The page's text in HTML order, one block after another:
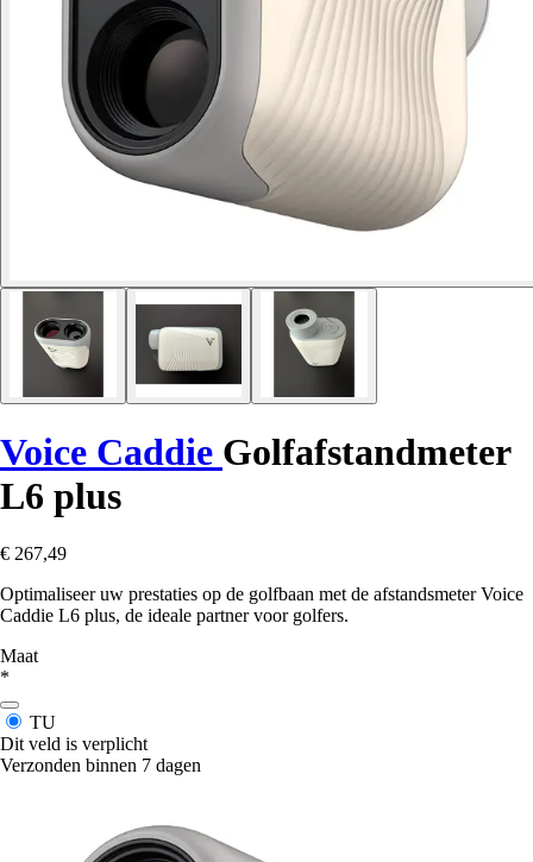
Voice Caddie Golfafstandmeter
L6 plus
€ 267,49
Optimaliseer uw prestaties op de golfbaan met de afstandsmeter Voice
Caddie L6 plus, de ideale partner voor golfers.
Maat
*
TU
Dit veld is verplicht
Verzonden binnen 7 dagen